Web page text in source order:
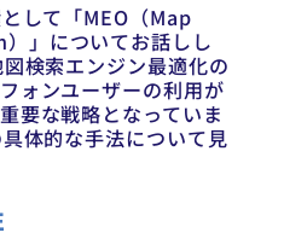
して「MEO（Map
」についてお話しし
検索エンジン最適化の
ォンユーザーの利用が
要な戦略となっていま
体的な手法について見